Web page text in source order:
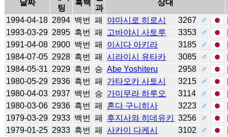
날짜
팅
흑백
과
상대
1994-04-18 2894 백번 패 야마시로 히로시 3267 ♂
1993-03-29 2895 흑번 패 고바야시 사토루 3353 ♂
1991-04-08 2900 백번 패 이시다 아키라 3185 ♂
1984-07-05 2928 흑번 패 시라이시 유타카 3085 ♂
1984-05-31 2929 흑번 승 Abe Yoshiteru 2958 ♂
1980-05-29 2936 흑번 패 가타오카 사토시 3215 ♂
1980-04-03 2937 백번 승 가미무라 하루오 3114 ♂
1980-03-06 2936 흑번 패 혼다 구니히사 3223 ♂
1979-03-29 2933 백번 패 후지사와 히데유키 3256 ♂
1979-01-25 2933 흑번 패 사카이 다케시 3102 ♂